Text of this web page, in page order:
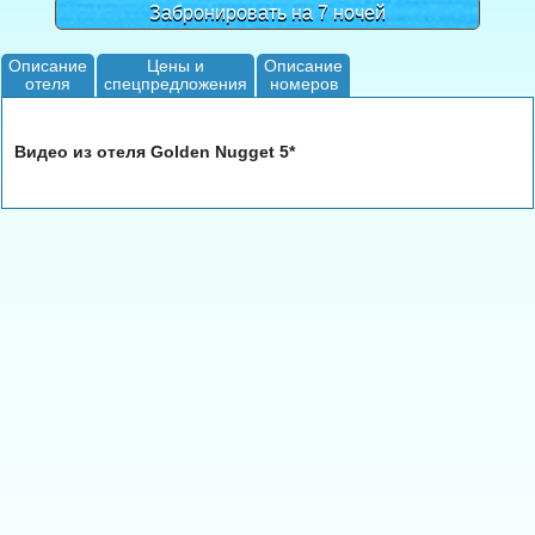
Забронировать на 7 ночей
Описание
отеля
Цены и
спецпредложения
Описание
номеров
Видео из отеля Golden Nugget 5*